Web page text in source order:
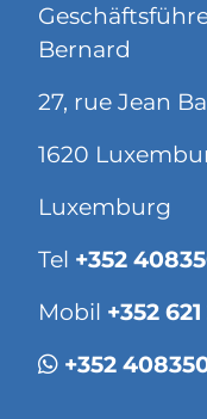
Bernard
27, rue Jean
1620
Luxemburg
Tel +352
Mobil +352
+352